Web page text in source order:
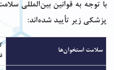
با توجه به قوانین بین‌المللی
پزشکی زیر تأیید شده‌اند:
سلامت استخوان‌ها